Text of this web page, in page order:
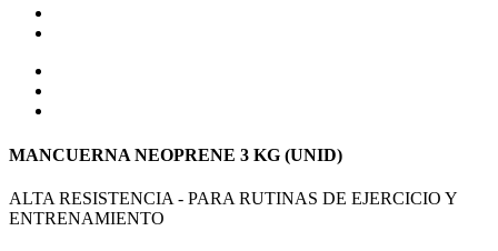
MANCUERNA NEOPRENE 3 KG (UNID)
ALTA RESISTENCIA - PARA RUTINAS DE EJERCICIO Y
ENTRENAMIENTO